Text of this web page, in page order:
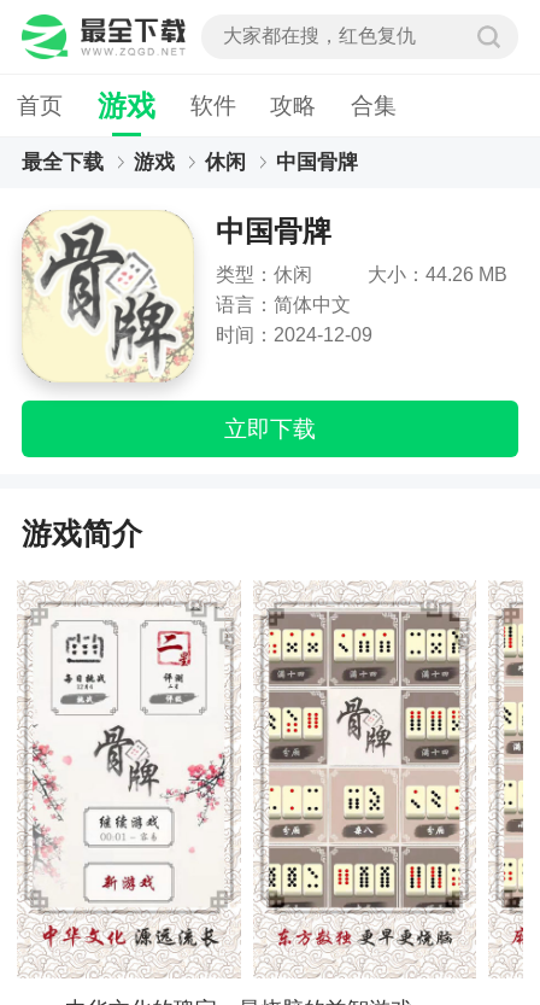
首页 游戏 软件 攻略 合集
最全下载 游戏 休闲 中国骨牌
中国骨牌
类型：休闲
大小：44.26 MB
语言：简体中文
时间：2024-12-09
立即下载
游戏简介